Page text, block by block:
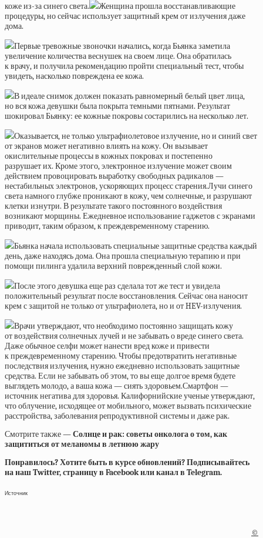
коже из-за синего света.
Женщина прошла восстанавливающие
процедуры, но сейчас использует защитный крем от излучения даже
дома.
Первые тревожные звоночки начались, когда Бьянка заметила
увеличение количества веснушек на своем лице. Она обратилась
к врачу, и получила рекомендацию пройти специальный тест, чтобы
увидеть, насколько повреждена ее кожа.
В идеале снимок должен показать равномерный белый цвет лица,
но вся кожа девушки была покрыта темными пятнами. Результат
шокировал Бьянку: ее кожные покровы состарились на несколько лет.
Оказывается, не только ультрафиолетовое излучение, но и синий свет
от экранов может негативно влиять на кожу. Он вызывает
окислительные процессы в кожных покровах и постепенно
разрушает их. Кроме этого, электронное излучение может своим
действием провоцировать выработку свободных радикалов —
нестабильных электронов, ускоряющих процесс старения.Лучи синего
света намного глубже проникают в кожу, чем солнечные, и разрушают
клетки изнутри. В результате такого постоянного воздействия
возникают морщины. Ежедневное использование гаджетов с экранами
приводит, таким образом, к преждевременному старению.
Бьянка начала использовать специальные защитные средства каждый
день, даже находясь дома. Она прошла специальную терапию и при
помощи пилинга удалила верхний поврежденный слой кожи.
После этого девушка еще раз сделала тот же тест и увидела
положительный результат после восстановления. Сейчас она наносит
крем с защитой не только от ультрафиолета, но и от HEV-излучения.
Врачи утверждают, что необходимо постоянно защищать кожу
от воздействия солнечных лучей и не забывать о вреде синего света.
Даже обычное селфи может нанести вред коже и привести
к преждевременному старению. Чтобы предотвратить негативные
последствия излучения, нужно ежедневно использовать защитные
средства. Если не забывать об этом, то вы еще долгое время будете
выглядеть молодо, а ваша кожа — сиять здоровьем.Смартфон —
источник негатива для здоровья. Калифорнийские ученые утверждают,
что облучение, исходящее от мобильного, может вызвать психические
расстройства, заболевания репродуктивной системы и даже рак.
Смотрите также —Солнце и рак: советы онколога о том, как
защититься от меланомы в летнюю жару
Понравилось? Хотите быть в курсе обновлений? Подписывайтесь
на наш Twitter, страницу в Facebook или канал в Telegram.
Источник
©